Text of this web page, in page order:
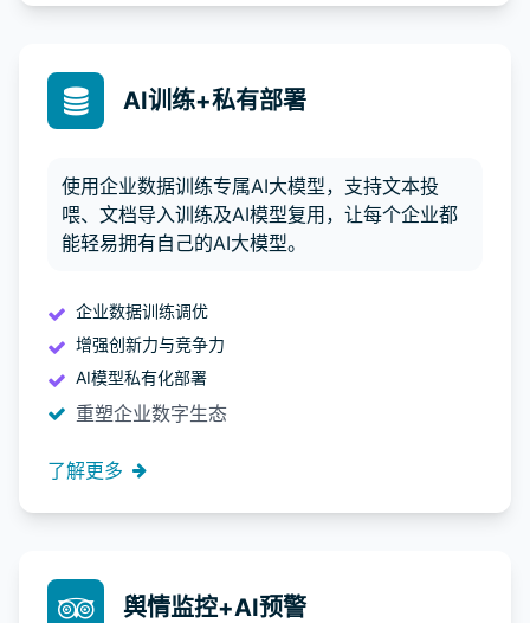
AI训练+私有部署
使用企业数据训练专属AI大模型，支持文本投
喂、文档导入训练及AI模型复用，让每个企业都
能轻易拥有自己的AI大模型。
企业数据训练调优
增强创新力与竞争力
AI模型私有化部署
重塑企业数字生态
了解更多
舆情监控+AI预警